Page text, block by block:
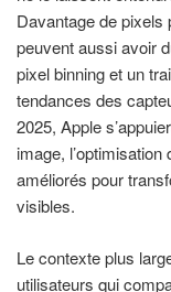
Davantage de pixels
peuvent aussi avoir
pixel binning et un
tendances des
2025, Apple
image,
améliorés pour
visibles.
Le contexte plus
utilisateurs qui